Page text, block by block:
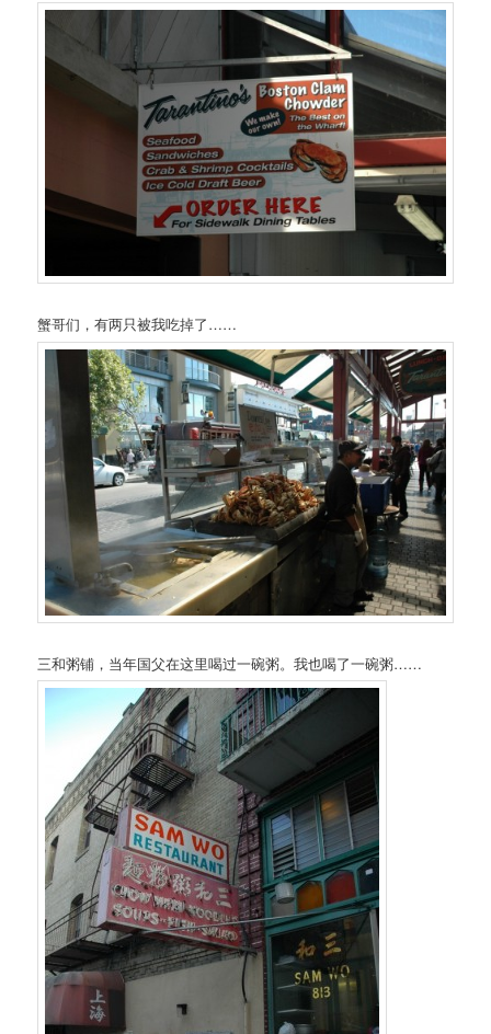
蟹哥们，有两只被我吃掉了……
三和粥铺，当年国父在这里喝过一碗粥。我也喝了一碗粥……